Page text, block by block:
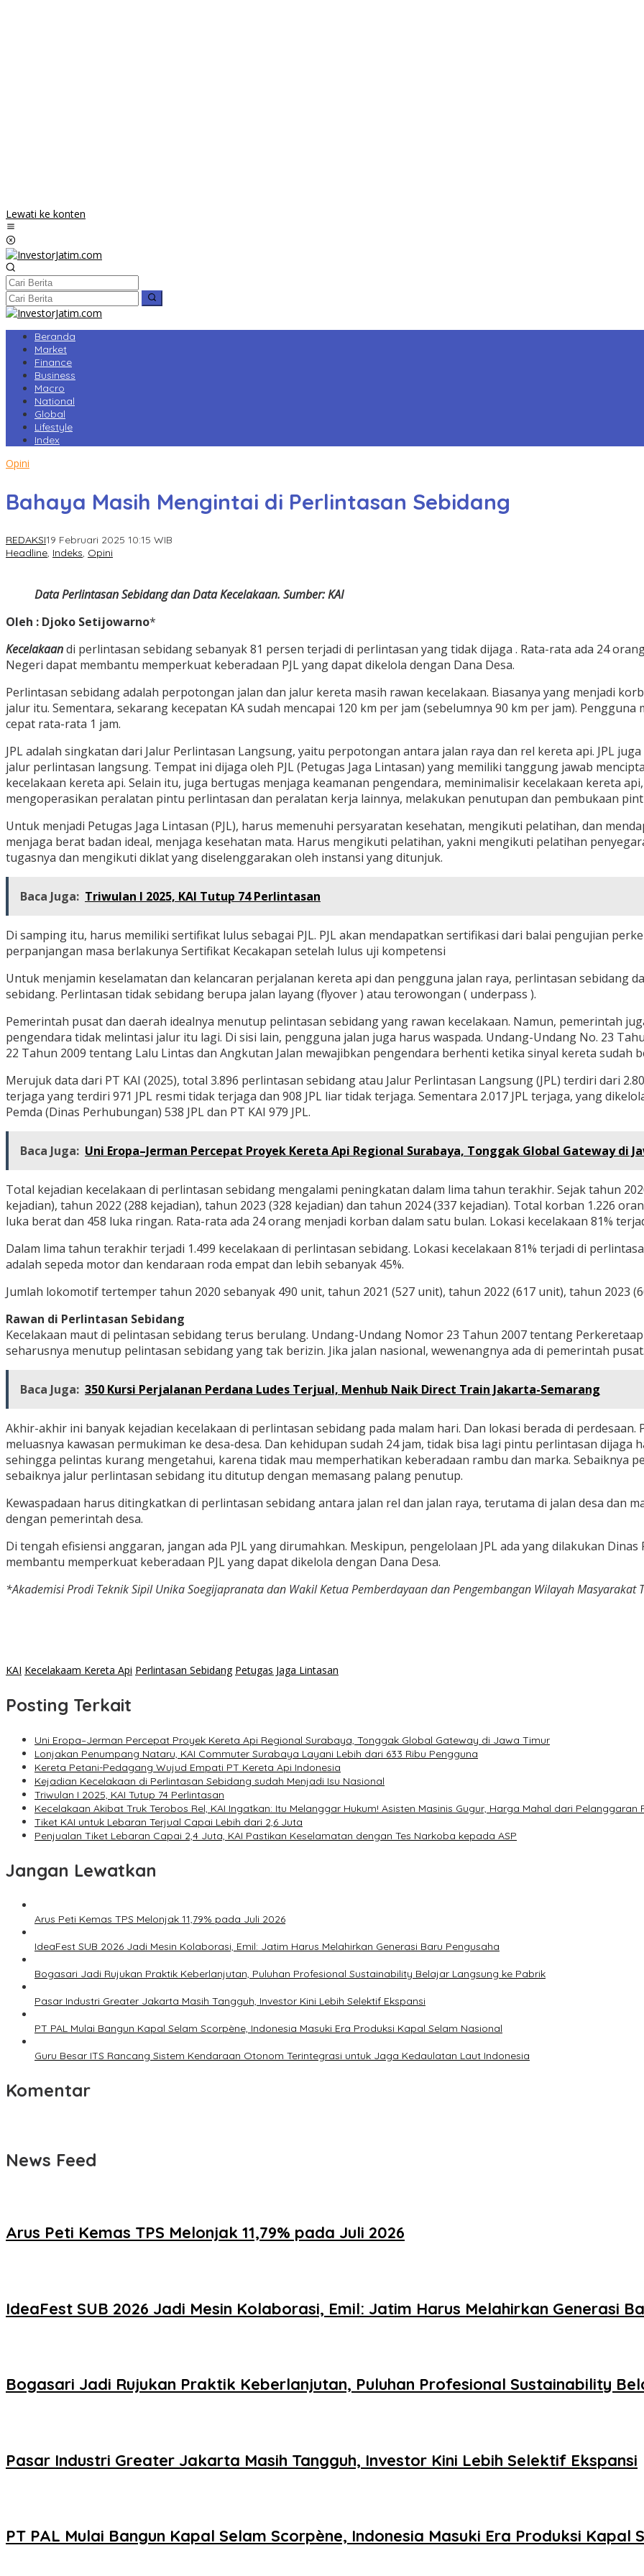
Lewati ke konten
Beranda
Market
Finance
Business
Macro
National
Global
Lifestyle
Index
Opini
Bahaya Masih Mengintai di Perlintasan Sebidang
REDAKSI19 Februari 2025 10:15 WIB
Headline, Indeks, Opini
Data Perlintasan Sebidang dan Data Kecelakaan. Sumber: KAI
Oleh : Djoko Setijowarno*
Kecelakaandi perlintasan sebidang sebanyak 81 persen terjadi di perlintasan yang tidak dijaga . Rata-rata ada 24
Negeri dapat membantu memperkuat keberadaan PJL yang dapat dikelola dengan Dana Desa.
Perlintasan sebidang adalah perpotongan jalan dan jalur kereta masih rawan kecelakaan. Biasanya yang menjadi
jalur itu. Sementara, sekarang kecepatan KA sudah mencapai 120 km per jam (sebelumnya 90 km per jam).
cepat rata-rata 1 jam.
JPL adalah singkatan dari Jalur Perlintasan Langsung, yaitu perpotongan antara jalan raya dan rel kereta api. JPL
jalur perlintasan langsung. Tempat ini dijaga oleh PJL (Petugas Jaga Lintasan) yang memiliki tanggung jawab
kecelakaan kereta api. Selain itu, juga bertugas menjaga keamanan pengendara, meminimalisir kecelakaan kereta
mengoperasikan peralatan pintu perlintasan dan peralatan kerja lainnya, melakukan penutupan dan pembukaan
Untuk menjadi Petugas Jaga Lintasan (PJL), harus memenuhi persyaratan kesehatan, mengikuti pelatihan, dan
menjaga berat badan ideal, menjaga kesehatan mata. Harus mengikuti pelatihan, yakni mengikuti pelatihan
tugasnya dan mengikuti diklat yang diselenggarakan oleh instansi yang ditunjuk.
Baca Juga: Triwulan I 2025, KAI Tutup 74 Perlintasan
Di samping itu, harus memiliki sertifikat lulus sebagai PJL. PJL akan mendapatkan sertifikasi dari balai pengujian
perpanjangan masa berlakunya Sertifikat Kecakapan setelah lulus uji kompetensi
Untuk menjamin keselamatan dan kelancaran perjalanan kereta api dan pengguna jalan raya, perlintasan sebidang
sebidang. Perlintasan tidak sebidang berupa jalan layang (flyover ) atau terowongan ( underpass ).
Pemerintah pusat dan daerah idealnya menutup pelintasan sebidang yang rawan kecelakaan. Namun, pemerintah
pengendara tidak melintasi jalur itu lagi. Di sisi lain, pengguna jalan juga harus waspada. Undang-Undang No. 23
22 Tahun 2009 tentang Lalu Lintas dan Angkutan Jalan mewajibkan pengendara berhenti ketika sinyal kereta
Merujuk data dari PT KAI (2025), total 3.896 perlintasan sebidang atau Jalur Perlintasan Langsung (JPL) terdiri dari
terjaga yang terdiri 971 JPL resmi tidak terjaga dan 908 JPL liar tidak terjaga. Sementara 2.017 JPL terjaga, yang
Pemda (Dinas Perhubungan) 538 JPL dan PT KAI 979 JPL.
Baca Juga: Uni Eropa–Jerman Percepat Proyek Kereta Api Regional Surabaya, Tonggak Global Gateway di
Total kejadian kecelakaan di perlintasan sebidang mengalami peningkatan dalam lima tahun terakhir. Sejak tahun
kejadian), tahun 2022 (288 kejadian), tahun 2023 (328 kejadian) dan tahun 2024 (337 kejadian). Total korban 1.226
luka berat dan 458 luka ringan. Rata-rata ada 24 orang menjadi korban dalam satu bulan. Lokasi kecelakaan 81%
Dalam lima tahun terakhir terjadi 1.499 kecelakaan di perlintasan sebidang. Lokasi kecelakaan 81% terjadi di
adalah sepeda motor dan kendaraan roda empat dan lebih sebanyak 45%.
Jumlah lokomotif tertemper tahun 2020 sebanyak 490 unit, tahun 2021 (527 unit), tahun 2022 (617 unit), tahun 2023
Rawan di Perlintasan Sebidang
Kecelakaan maut di pelintasan sebidang terus berulang. Undang-Undang Nomor 23 Tahun 2007 tentang
seharusnya menutup pelintasan sebidang yang tak berizin. Jika jalan nasional, wewenangnya ada di pemerintah
Baca Juga: 350 Kursi Perjalanan Perdana Ludes Terjual, Menhub Naik Direct Train Jakarta-Semarang
Akhir-akhir ini banyak kejadian kecelakaan di perlintasan sebidang pada malam hari. Dan lokasi berada di
meluasnya kawasan permukiman ke desa-desa. Dan kehidupan sudah 24 jam, tidak bisa lagi pintu perlintasan dijaga
sehingga pelintas kurang mengetahui, karena tidak mau memperhatikan keberadaan rambu dan marka. Sebaiknya
sebaiknya jalur perlintasan sebidang itu ditutup dengan memasang palang penutup.
Kewaspadaan harus ditingkatkan di perlintasan sebidang antara jalan rel dan jalan raya, terutama di jalan desa dan
dengan pemerintah desa.
Di tengah efisiensi anggaran, jangan ada PJL yang dirumahkan. Meskipun, pengelolaan JPL ada yang dilakukan
membantu memperkuat keberadaan PJL yang dapat dikelola dengan Dana Desa.
*Akademisi Prodi Teknik Sipil Unika Soegijapranata dan Wakil Ketua Pemberdayaan dan Pengembangan Wilayah Masyarakat
KAI Kecelakaam Kereta Api Perlintasan Sebidang Petugas Jaga Lintasan
Posting Terkait
Uni Eropa–Jerman Percepat Proyek Kereta Api Regional Surabaya, Tonggak Global Gateway di Jawa Timur
Lonjakan Penumpang Nataru, KAI Commuter Surabaya Layani Lebih dari 633 Ribu Pengguna
Kereta Petani-Pedagang Wujud Empati PT Kereta Api Indonesia
Kejadian Kecelakaan di Perlintasan Sebidang sudah Menjadi Isu Nasional
Triwulan I 2025, KAI Tutup 74 Perlintasan
Kecelakaan Akibat Truk Terobos Rel, KAI Ingatkan: Itu Melanggar Hukum! Asisten Masinis Gugur, Harga Mahal dari Pelanggaran
Tiket KAI untuk Lebaran Terjual Capai Lebih dari 2,6 Juta
Penjualan Tiket Lebaran Capai 2,4 Juta, KAI Pastikan Keselamatan dengan Tes Narkoba kepada ASP
Jangan Lewatkan
Arus Peti Kemas TPS Melonjak 11,79% pada Juli 2026
IdeaFest SUB 2026 Jadi Mesin Kolaborasi, Emil: Jatim Harus Melahirkan Generasi Baru Pengusaha
Bogasari Jadi Rujukan Praktik Keberlanjutan, Puluhan Profesional Sustainability Belajar Langsung ke Pabrik
Pasar Industri Greater Jakarta Masih Tangguh, Investor Kini Lebih Selektif Ekspansi
PT PAL Mulai Bangun Kapal Selam Scorpène, Indonesia Masuki Era Produksi Kapal Selam Nasional
Guru Besar ITS Rancang Sistem Kendaraan Otonom Terintegrasi untuk Jaga Kedaulatan Laut Indonesia
Komentar
News Feed
Arus Peti Kemas TPS Melonjak 11,79% pada Juli 2026
IdeaFest SUB 2026 Jadi Mesin Kolaborasi, Emil: Jatim Harus Melahirkan Generasi
Bogasari Jadi Rujukan Praktik Keberlanjutan, Puluhan Profesional Sustainability
Pasar Industri Greater Jakarta Masih Tangguh, Investor Kini Lebih Selektif Ekspansi
PT PAL Mulai Bangun Kapal Selam Scorpène, Indonesia Masuki Era Produksi Kapal